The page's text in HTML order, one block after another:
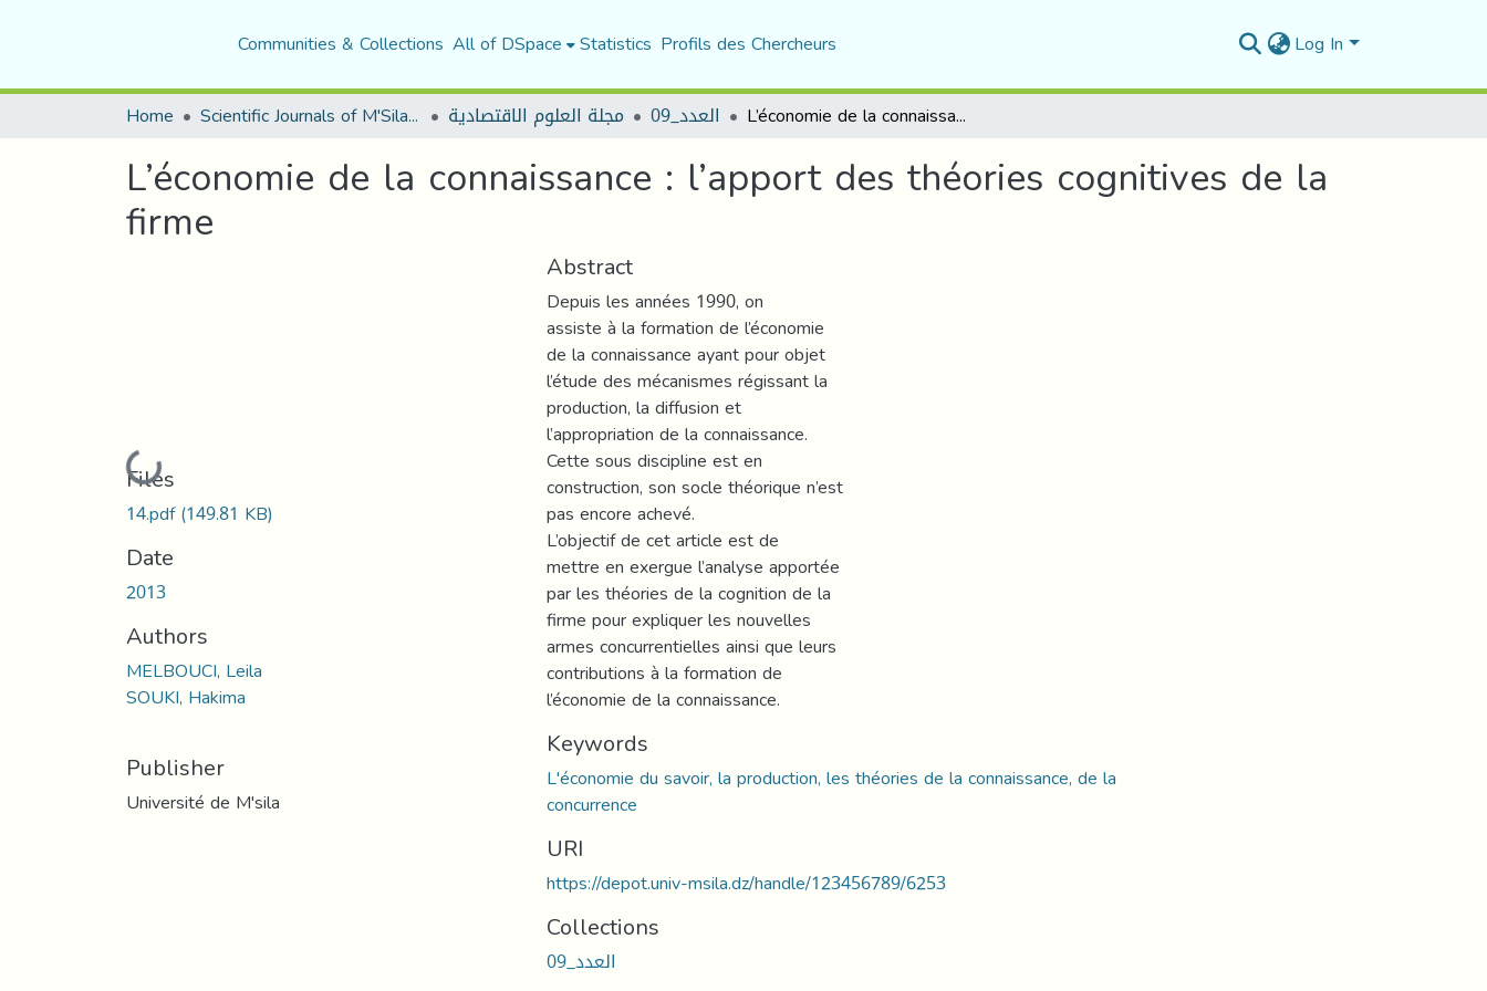
Communities & Collections All of DSpace Statistics Profils des Chercheurs Log In
Home Scientific Journals of M'Sila University مجلة العلوم الاقتصادية العدد_09 L’économie de la connaissance : l’apport des théories cognitives de la firme
L’économie de la connaissance : l’apport des théories cognitives de la
firme
Loading...
Files
14.pdf(149.81 KB)
Date
2013
Authors
MELBOUCI, Leila
SOUKI, Hakima
Publisher
Université de M'sila
Abstract
Depuis les années 1990, on
assiste à la formation de l’économie
de la connaissance ayant pour objet
l’étude des mécanismes régissant la
production, la diffusion et
l’appropriation de la connaissance.
Cette sous discipline est en
construction, son socle théorique n’est
pas encore achevé.
L’objectif de cet article est de
mettre en exergue l’analyse apportée
par les théories de la cognition de la
firme pour expliquer les nouvelles
armes concurrentielles ainsi que leurs
contributions à la formation de
l’économie de la connaissance.
Keywords
L'économie du savoir, la production, les théories de la connaissance, de la
concurrence
URI
https://depot.univ-msila.dz/handle/123456789/6253
Collections
العدد_09